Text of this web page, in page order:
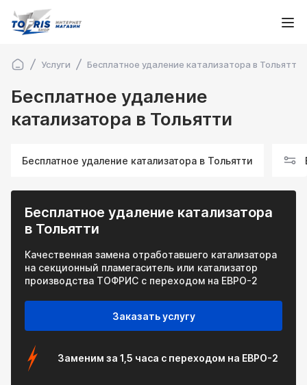
Услуги Бесплатное удаление катализатора в Тольятти
Бесплатное удаление
катализатора в Тольятти
Бесплатное удаление катализатора в Тольятти
Бесплатное удаление катализатора
в Тольятти
Качественная замена отработавшего катализатора
на секционный пламегаситель или катализатор
производства ТОФРИС с переходом на ЕВРО-2
Заказать услугу
Заменим за 1,5 часа с переходом на ЕВРО-2